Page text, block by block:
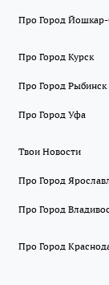
Про Город
Про Город Курск
Про Город Рыбинск
Про Город Уфа
Твои Новости
Про Город
Про Город
Про Город